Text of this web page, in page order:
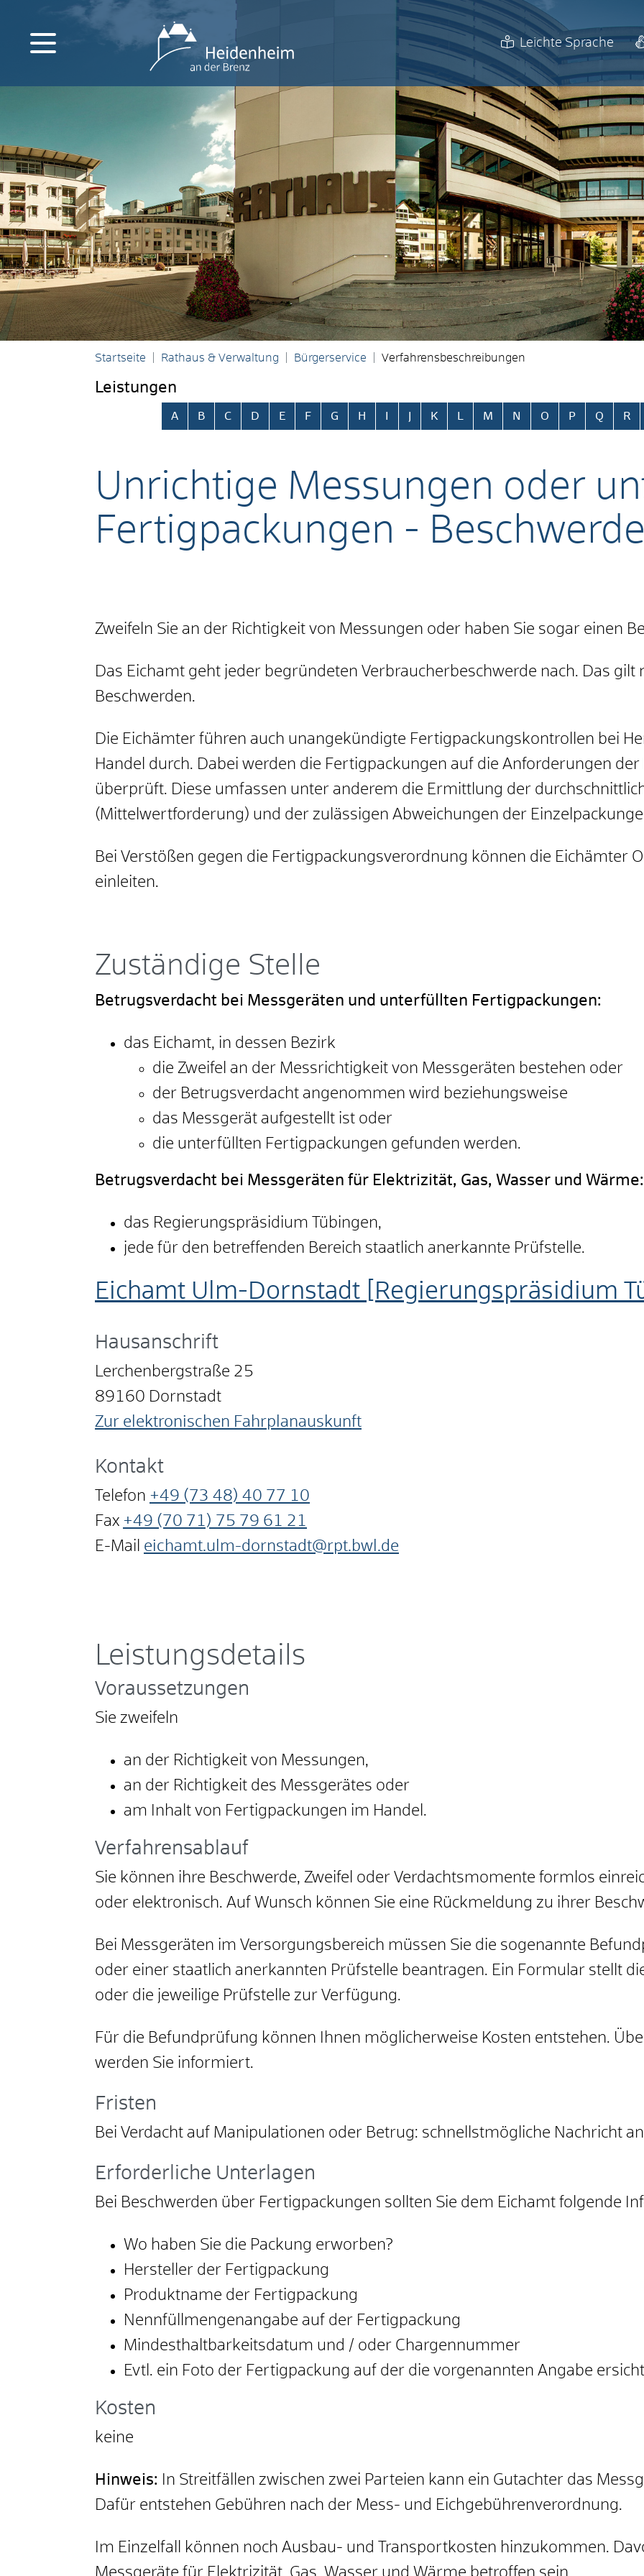
Leichte Sprache
Startseite Rathaus & Verwaltung Bürgerservice Verfahrensbeschreibungen
Leistungen
Alphabetisches Register überspringen
A B C D E F G H K M N O P Q R
Unrichtige Messungen oder
Fertigpackungen -
Zweifeln Sie an der Richtigkeit von Messungen oder haben Sie sogar einen
Das Eichamt geht jeder begründeten Verbraucherbeschwerde nach. Das gilt
Beschwerden.
Die Eichämter führen auch unangekündigte Fertigpackungskontrollen bei
Handel durch. Dabei werden die Fertigpackungen auf die Anforderungen
überprüft. Diese umfassen unter anderem die Ermittlung der
(Mittelwertforderung) und der zulässigen Abweichungen der
Bei Verstößen gegen die Fertigpackungsverordnung können die Eichämter
einleiten.
Zuständige Stelle
Betrugsverdacht bei Messgeräten und unterfüllten Fertigpackungen:
das Eichamt, in dessen Bezirk
die Zweifel an der Messrichtigkeit von Messgeräten bestehen oder
der Betrugsverdacht angenommen wird beziehungsweise
das Messgerät aufgestellt ist oder
die unterfüllten Fertigpackungen gefunden werden.
Betrugsverdacht bei Messgeräten für Elektrizität, Gas, Wasser und Wärme:
das Regierungspräsidium Tübingen,
jede für den betreffenden Bereich staatlich anerkannte Prüfstelle.
Eichamt Ulm-Dornstadt [Regierungspräsidium
Hausanschrift
Lerchenbergstraße 25
89160 Dornstadt
Zur elektronischen Fahrplanauskunft
Kontakt
Telefon +49 (73 48) 40 77 10
Fax +49 (70 71) 75 79 61 21
E-Mail eichamt.ulm-dornstadt@rpt.bwl.de
Leistungsdetails
Voraussetzungen
Sie zweifeln
an der Richtigkeit von Messungen,
an der Richtigkeit des Messgerätes oder
am Inhalt von Fertigpackungen im Handel.
Verfahrensablauf
Sie können ihre Beschwerde, Zweifel oder Verdachtsmomente formlos
oder elektronisch. Auf Wunsch können Sie eine Rückmeldung zu ihrer
Bei Messgeräten im Versorgungsbereich müssen Sie die sogenannte
oder einer staatlich anerkannten Prüfstelle beantragen. Ein Formular stellt
oder die jeweilige Prüfstelle zur Verfügung.
Für die Befundprüfung können Ihnen möglicherweise Kosten entstehen.
werden Sie informiert.
Fristen
Bei Verdacht auf Manipulationen oder Betrug: schnellstmögliche Nachricht
Erforderliche Unterlagen
Bei Beschwerden über Fertigpackungen sollten Sie dem Eichamt folgende
Wo haben Sie die Packung erworben?
Hersteller der Fertigpackung
Produktname der Fertigpackung
Nennfüllmengenangabe auf der Fertigpackung
Mindesthaltbarkeitsdatum und / oder Chargennummer
Evtl. ein Foto der Fertigpackung auf der die vorgenannten Angabe
Kosten
keine
Hinweis: In Streitfällen zwischen zwei Parteien kann ein Gutachter das
Dafür entstehen Gebühren nach der Mess- und Eichgebührenverordnung.
Im Einzelfall können noch Ausbau- und Transportkosten hinzukommen.